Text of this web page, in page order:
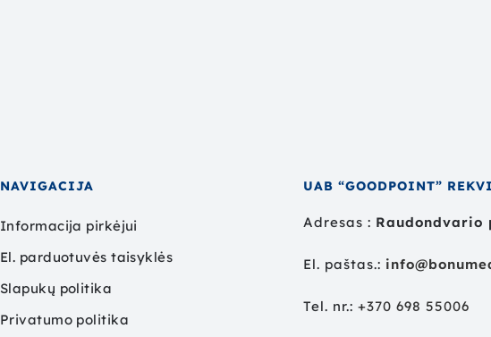
NAVIGACIJA
Informacija pirkėjui
El. parduotuvės taisyklės
Slapukų politika
Privatumo politika
UAB “GOODPOINT”
Adresas : Raudondvario
El. paštas.:
Tel. nr.:+370 698 55006